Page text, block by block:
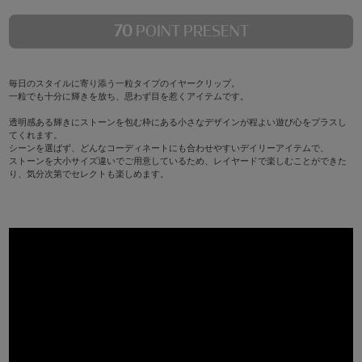
70 POINT PRESENT
毎日のスタイルに寄り添う一粒タイプのイヤークリップ。
一粒でも十分に輝きを放ち、思わず目を惹くアイテムです。
透明感ある輝きにストーンを包む枠にある小さなデザインが程よい遊び心をプラスし
てくれます。
シーンを選ばず、どんなコーディネートにも合わせやすいデイリーアイテムで、
ストーンを大小サイズ違いでご用意しているため、レイヤードで楽しむことができた
り、気分次第でセレクトも楽しめます。